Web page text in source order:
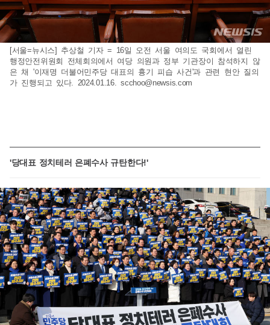
[서울=뉴시스] 추상철 기자 = 16일 오전 서울 여의도 국회에서 열린
행정안전위원회 전체회의에서 여당 의원과 정부 기관장이 참석하지 않
은 채 '이재명 더불어민주당 대표의 흉기 피습 사건'과 관련 현안 질의
가 진행되고 있다. 2024.01.16.scchoo@newsis.com
'당대표 정치테러 은폐수사 규탄한다!'